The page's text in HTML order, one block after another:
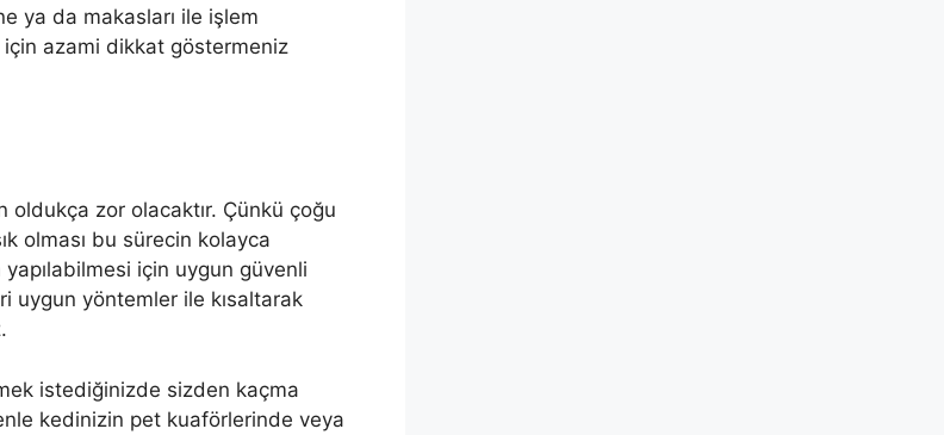
ya da makasları ile işlem
için azami dikkat göstermeniz
zor olacaktır. Çünkü çoğu
olması bu sürecin kolayca
yapılabilmesi için uygun güvenli
uygun yöntemler ile kısaltarak
istediğinizde sizden kaçma
kedinizin pet kuaförlerinde veya